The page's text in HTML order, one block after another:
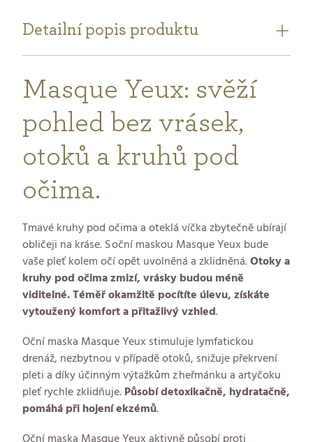
Detailní popis produktu
Masque Yeux: svěží
pohled bez vrásek,
otoků a kruhů pod
očima.
Tmavé kruhy pod očima a oteklá víčka zbytečně ubírají
obličeji na kráse. S oční maskou Masque Yeux bude
vaše pleť kolem očí opět uvolněná a zklidněná.Otoky a
kruhy pod očima zmizí, vrásky budou méně
viditelné. Téměř okamžitě pocítíte úlevu, získáte
vytoužený komfort a přitažlivý vzhled.
Oční maska Masque Yeux stimuluje lymfatickou
drenáž, nezbytnou v případě otoků, snižuje překrvení
pleti a díky účinným výtažkům z heřmánku a artyčoku
pleť rychle zklidňuje. Působí detoxikačně, hydratačně,
pomáhá při hojení ekzémů.